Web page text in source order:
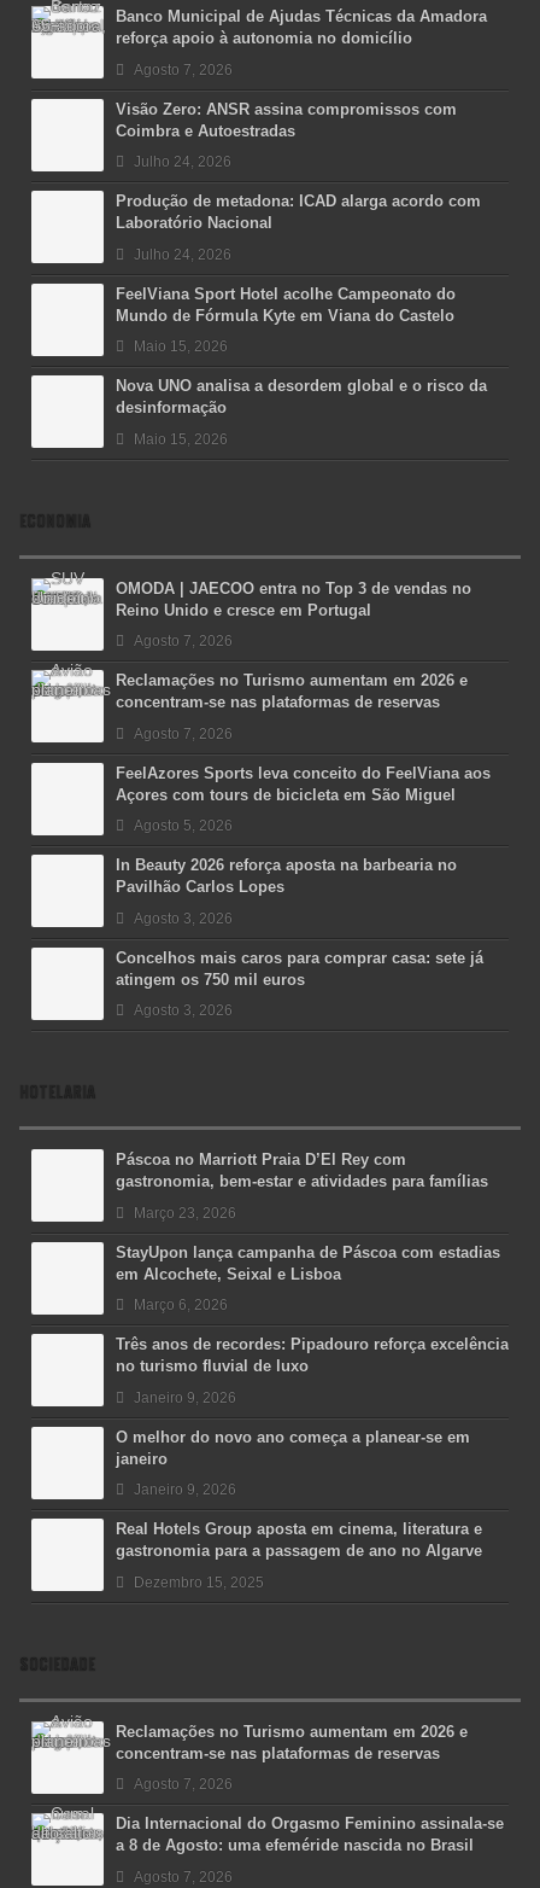
Banco Municipal de Ajudas Técnicas da Amadora
reforça apoio à autonomia no domicílio
Agosto 7, 2026
Visão Zero: ANSR assina compromissos com
Coimbra e Autoestradas
Julho 24, 2026
Produção de metadona: ICAD alarga acordo com
Laboratório Nacional
Julho 24, 2026
FeelViana Sport Hotel acolhe Campeonato do
Mundo de Fórmula Kyte em Viana do Castelo
Maio 15, 2026
Nova UNO analisa a desordem global e o risco da
desinformação
Maio 15, 2026
ECONOMIA
OMODA | JAECOO entra no Top 3 de vendas no
Reino Unido e cresce em Portugal
Agosto 7, 2026
Reclamações no Turismo aumentam em 2026 e
concentram-se nas plataformas de reservas
Agosto 7, 2026
FeelAzores Sports leva conceito do FeelViana aos
Açores com tours de bicicleta em São Miguel
Agosto 5, 2026
In Beauty 2026 reforça aposta na barbearia no
Pavilhão Carlos Lopes
Agosto 3, 2026
Concelhos mais caros para comprar casa: sete já
atingem os 750 mil euros
Agosto 3, 2026
HOTELARIA
Páscoa no Marriott Praia D’El Rey com
gastronomia, bem-estar e atividades para famílias
Março 23, 2026
StayUpon lança campanha de Páscoa com estadias
em Alcochete, Seixal e Lisboa
Março 6, 2026
Três anos de recordes: Pipadouro reforça excelência
no turismo fluvial de luxo
Janeiro 9, 2026
O melhor do novo ano começa a planear-se em
janeiro
Janeiro 9, 2026
Real Hotels Group aposta em cinema, literatura e
gastronomia para a passagem de ano no Algarve
Dezembro 15, 2025
SOCIEDADE
Reclamações no Turismo aumentam em 2026 e
concentram-se nas plataformas de reservas
Agosto 7, 2026
Dia Internacional do Orgasmo Feminino assinala-se
a 8 de Agosto: uma efeméride nascida no Brasil
Agosto 7, 2026